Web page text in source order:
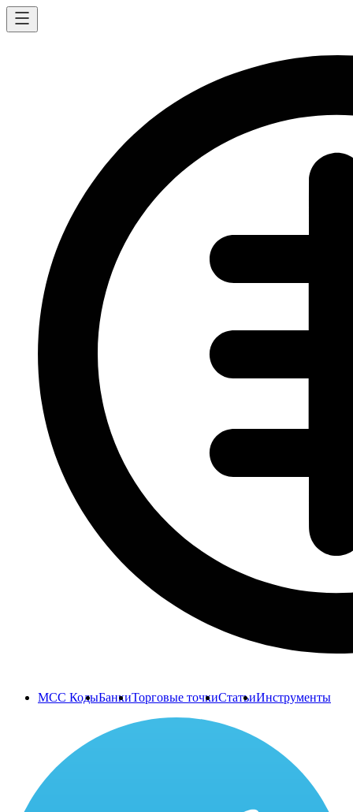
MCC КодыБанкиТорговые точкиСтатьиИнструменты